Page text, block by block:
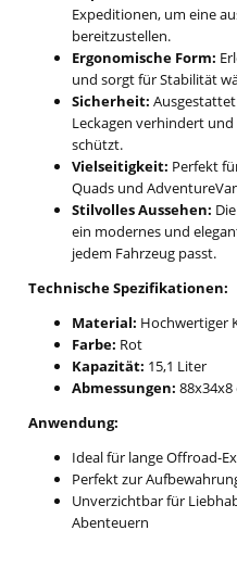
Expeditionen, um eine
bereitzustellen.
Ergonomische Form:
und sorgt für Stabilität
Sicherheit:
Leckagen verhindert
schützt.
Vielseitigkeit: Perfekt
Quads und
Stilvolles Aussehen:
ein modernes und
jedem Fahrzeug passt.
Technische Spezifikationen:
Material: Hochwertiger
Farbe: Rot
Kapazität: 15,1 Liter
Abmessungen: 88x34x8
Anwendung:
Ideal für lange Offroad-
Perfekt zur
Unverzichtbar für
Abenteuern